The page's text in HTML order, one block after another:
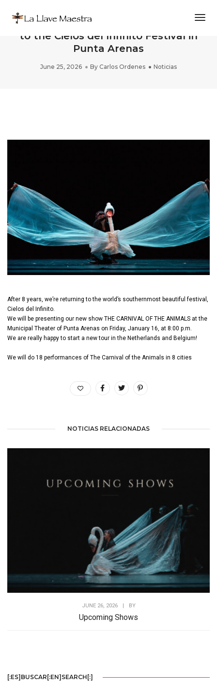
THE CARNIVAL OF THE ANIMALS heads
to the Cielos del Infinito Festival in
Punta Arenas
June 25, 2026 By Carlos Ordenes Noticias
After 8 years, we’re returning to the world’s southernmost beautiful festival,
Cielos del Infinito.
We will be presenting our new show THE CARNIVAL OF THE ANIMALS at the
Municipal Theater of Punta Arenas on Friday, January 16, at 8:00 p.m.
We are really happy to start a new tour in the Netherlands and Belgium!
We will do 18 performances of The Carnival of the Animals in 8 cities
NOTICIAS RELACIONADAS
JUNE 26, 2026 BY
Upcoming Shows
[:ES]BUSCAR[:EN]SEARCH[:]